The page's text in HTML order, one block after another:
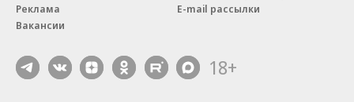
Реклама
Вакансии
E-mail рассылки
18+